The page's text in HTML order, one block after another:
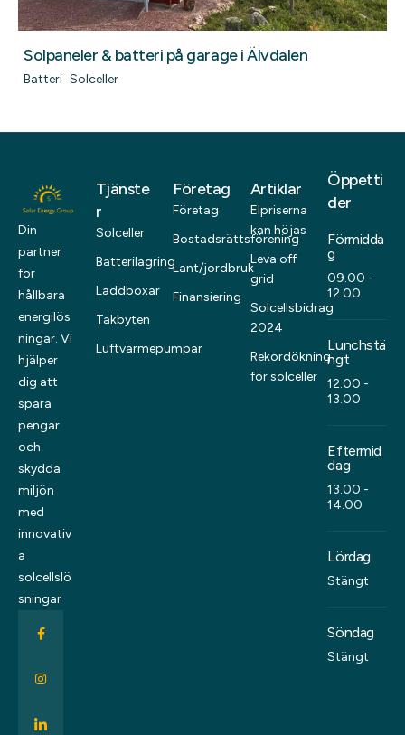
Solpaneler & batteri på garage i Älvdalen
Batteri Solceller
Din
partner
för
hållbara
energilös
ningar. Vi
hjälper
dig att
spara
pengar
och
skydda
miljön
med
innovativ
a
solcellslö
sningar
Tjänste
r
Solceller
Batterilagring
Laddboxar
Takbyten
Luftvärmepumpar
Företag
Företag
Bostadsrättsförening
Lant/jordbruk
Finansiering
Artiklar
Elpriserna
kan höjas
Leva off
grid
Solcellsbidrag
2024
Rekordökning
för solceller
Öppetti
der
Förmidda
g
09.00 -
12.00
Lunchstä
ngt
12.00 -
13.00
Eftermid
dag
13.00 -
14.00
Lördag
Stängt
Söndag
Stängt